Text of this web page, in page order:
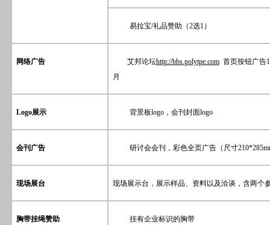
易拉宝/礼品赞助（2选1）
网络广告 艾邦论坛http://bbs.polytpe.com 首页按钮广告1
月
Logo展示 背景板logo ，会刊封面logo
会刊广告 研讨会会刊，彩色全页广告（尺寸
现场展台 现场展示台，展示样品、资料以及洽谈，含两个
胸带挂绳赞助 挂有企业标识的胸带